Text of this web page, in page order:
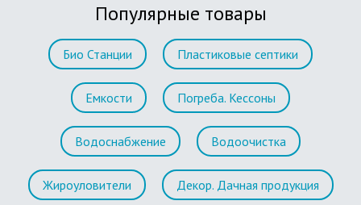
Популярные товары
Био Станции Пластиковые септики
Емкости Погреба. Кессоны
Водоснабжение Водоочистка
Жироуловители Декор. Дачная продукция